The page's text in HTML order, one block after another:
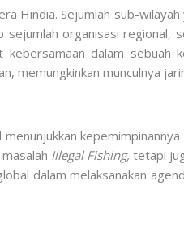
Hindia. Sejumlah sub-
organisasi regional,
dalam sebuah
memungkinkan munculnya
Illegal Fishing,tetapi
dalam melaksanakan